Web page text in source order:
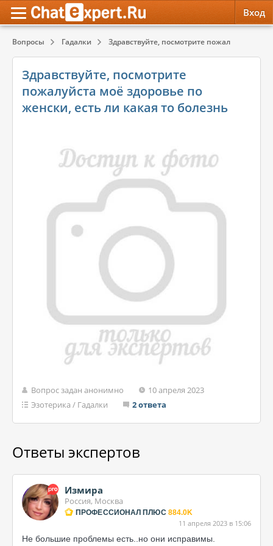
Вход
Вопросы Гадалки Здравствуйте, посмотрите пожалуйста моё
Здравствуйте, посмотрите
пожалуйста моё здоровье по
женски, есть ли какая то болезнь
Вопрос задан анонимно
10 апреля 2023
Эзотерика / Гадалки 2 ответа
Ответы экспертов
Измира
Россия, Москва
ПРОФЕССИОНАЛ ПЛЮС 884.0K
11 апреля 2023 в 15:06
Не большие проблемы есть..но они исправимы.
Психология
Эзотерика
Красота, Здоровье
Психология
Эзотерика
Красота, Здоровье
Обратная связь
Служба поддержки
Правила сервиса